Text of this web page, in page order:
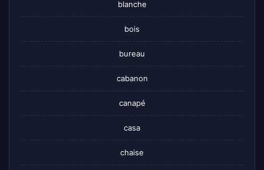
blanche
bois
bureau
cabanon
canapé
casa
chaise